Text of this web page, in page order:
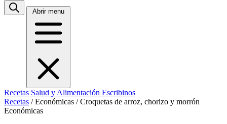
Abrir menu
Recetas Salud y Alimentación Escribinos
Recetas / Económicas / Croquetas de arroz, chorizo y morrón
Económicas